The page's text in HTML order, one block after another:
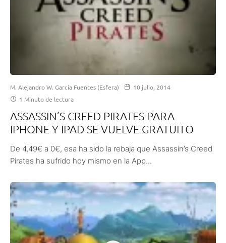
M. Alejandro W. García Fuentes (Esfera)
10 julio, 2014
1 Minuto de lectura
ASSASSIN’S CREED PIRATES PARA
IPHONE Y IPAD SE VUELVE GRATUITO
De 4,49€ a 0€, esa ha sido la rebaja que Assassin’s Creed
Pirates ha sufrido hoy mismo en la App...